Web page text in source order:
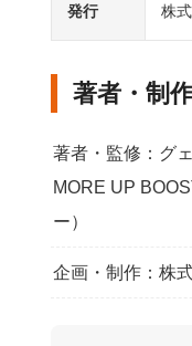
発行 株
著者・制
著者・監修：グ
MORE UP
ー）
企画・制作：株